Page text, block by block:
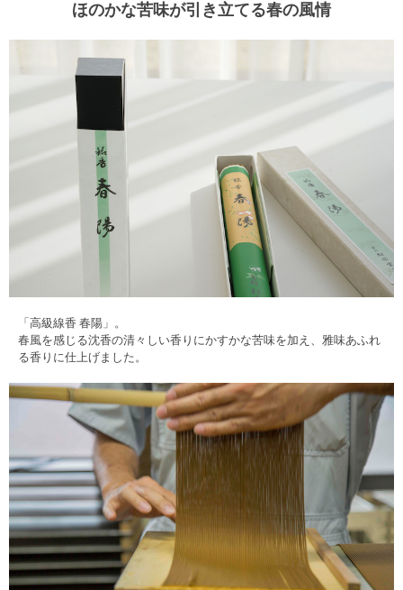
ほのかな苦味が引き立てる春の風情
「高級線香 春陽」。
春風を感じる沈香の清々しい香りにかすかな苦味を加え、雅味あふれ
る香りに仕上げました。